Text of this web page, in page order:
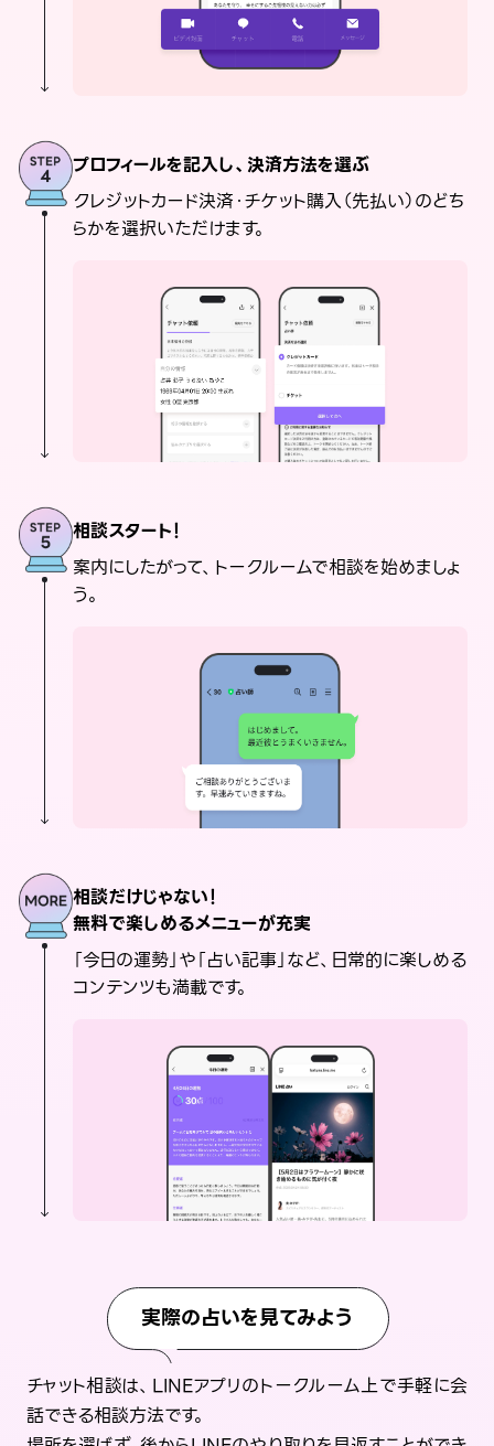
プロフィールを記入し、決済方法を選ぶ
クレジットカード決済・チケット購入（先払い）のどち
らかを選択いただけます。
相談スタート！
案内にしたがって、トークルームで相談を始めましょ
う。
相談だけじゃない！
無料で楽しめるメニューが充実
「今日の運勢」や「占い記事」など、日常的に楽しめる
コンテンツも満載です。
実際の占いを見てみよう
チャット相談は、LINEアプリのトークルーム上で手軽に会
話できる相談方法です。